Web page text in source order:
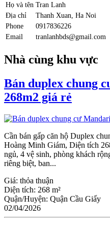
Họ và tên Tran Lanh
Địa chỉ
Thanh Xuan, Ha Noi
Phone
0917836226
Email
tranlanhbds@gmail.com
Nhà cùng khu vực
Bán duplex chung
268m2 giá rẻ
Cần bán gấp căn hộ Duplex
Hoàng Minh Giám, Diện tích
ngủ, 4 vệ sinh, phòng khách
riêng biệt, ban...
Giá: thỏa thuận
Diện tích: 268 m²
Quận/Huyện: Quận Cầu Giấy
02/04/2026